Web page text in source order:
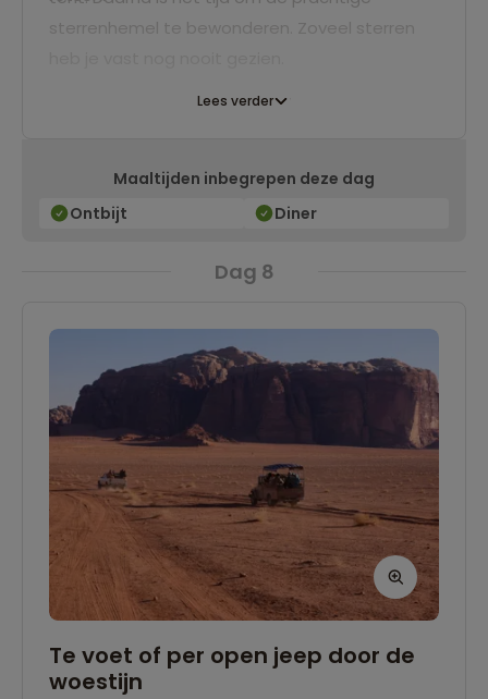
sterrenhemel te bewonderen. Zoveel sterren
Lees verder
Maaltijden inbegrepen deze dag
Ontbijt
Diner
Dag 8
Te voet of per open jeep door de
woestijn